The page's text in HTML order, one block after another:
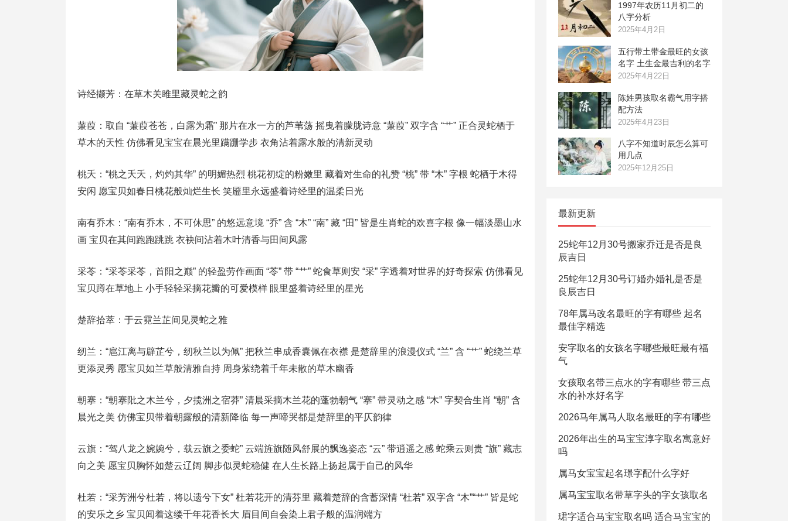
诗经撷芳：在草木关雎里藏灵蛇之韵
蒹葭：取自 “蒹葭苍苍，白露为霜” 那片在水一方的芦苇荡 摇曳着朦胧诗意 “蒹葭” 双字含 “艹” 正合灵蛇栖于
草木的天性 仿佛看见宝宝在晨光里蹒跚学步 衣角沾着露水般的清新灵动
桃夭：“桃之夭夭，灼灼其华” 的明媚热烈 桃花初绽的粉嫩里 藏着对生命的礼赞 “桃” 带 “木” 字根 蛇栖于木得
安闲 愿宝贝如春日桃花般灿烂生长 笑靥里永远盛着诗经里的温柔日光
南有乔木：“南有乔木，不可休思” 的悠远意境 “乔” 含 “木” “南” 藏 “田” 皆是生肖蛇的欢喜字根 像一幅淡墨山水
画 宝贝在其间跑跑跳跳 衣袂间沾着木叶清香与田间风露
采苓：“采苓采苓，首阳之巅” 的轻盈劳作画面 “苓” 带 “艹” 蛇食草则安 “采” 字透着对世界的好奇探索 仿佛看见
宝贝蹲在草地上 小手轻轻采摘花瓣的可爱模样 眼里盛着诗经里的星光
楚辞拾萃：于云霓兰芷间见灵蛇之雅
纫兰：“扈江离与辟芷兮，纫秋兰以为佩” 把秋兰串成香囊佩在衣襟 是楚辞里的浪漫仪式 “兰” 含 “艹” 蛇绕兰草
更添灵秀 愿宝贝如兰草般清雅自持 周身萦绕着千年未散的草木幽香
朝搴：“朝搴阰之木兰兮，夕揽洲之宿莽” 清晨采摘木兰花的蓬勃朝气 “搴” 带灵动之感 “木” 字契合生肖 “朝” 含
晨光之美 仿佛宝贝带着朝露般的清新降临 每一声啼哭都是楚辞里的平仄韵律
云旗：“驾八龙之婉婉兮，载云旗之委蛇” 云端旌旗随风舒展的飘逸姿态 “云” 带逍遥之感 蛇乘云则贵 “旗” 藏志
向之美 愿宝贝胸怀如楚云辽阔 脚步似灵蛇稳健 在人生长路上扬起属于自己的风华
杜若：“采芳洲兮杜若，将以遗兮下女” 杜若花开的清芬里 藏着楚辞的含蓄深情 “杜若” 双字含 “木”“艹” 皆是蛇
的安乐之乡 宝贝闻着这缕千年花香长大 眉目间自会染上君子般的温润端方
1997年农历11月初二的
八字分析
2025年4月2日
五行带土带金最旺的女孩
名字 土生金最吉利的名字
2025年4月22日
陈姓男孩取名霸气用字搭
配方法
2025年4月23日
八字不知道时辰怎么算可
用几点
2025年12月25日
最新更新
25蛇年12月30号搬家乔迁是否是良
辰吉日
25蛇年12月30号订婚办婚礼是否是
良辰吉日
78年属马改名最旺的字有哪些 起名
最佳字精选
安字取名的女孩名字哪些最旺最有福
气
女孩取名带三点水的字有哪些 带三点
水的补水好名字
2026马年属马人取名最旺的字有哪些
2026年出生的马宝宝淳字取名寓意好
吗
属马女宝宝起名璟字配什么字好
属马宝宝取名带草字头的字女孩取名
珺字适合马宝宝取名吗 适合马宝宝的